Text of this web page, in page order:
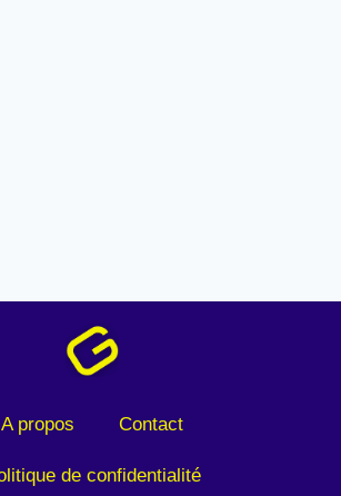
A propos Contact
de confidentialité